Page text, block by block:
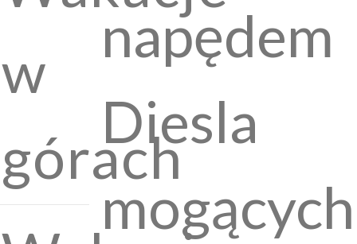
w
górach
napędem
Diesla
mogących